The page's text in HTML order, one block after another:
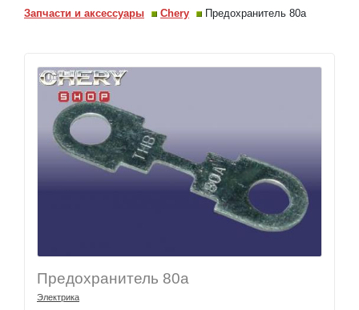
Запчасти и аксессуары Chery Предохранитель 80а
Предохранитель 80а
Электрика